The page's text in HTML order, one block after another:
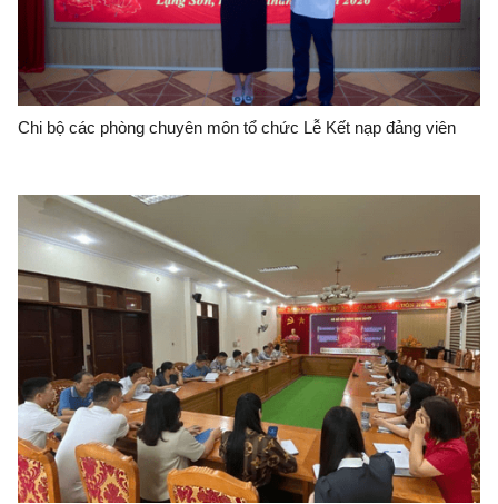
Chi bộ các phòng chuyên môn tổ chức Lễ Kết nạp đảng viên